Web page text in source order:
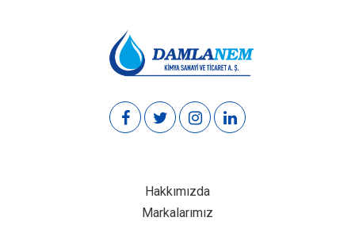
Hakkımızda
Markalarımız